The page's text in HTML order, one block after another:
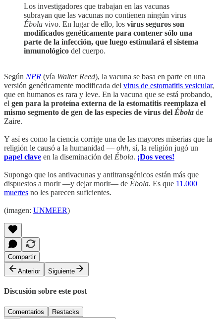
Los investigadores que trabajan en las vacunas
subrayan que las vacunas no contienen ningún virus
Ébola vivo. En lugar de ello, los virus seguros son
modificados genéticamente para contener sólo una
parte de la infección, que luego estimulará el sistema
inmunológico del cuerpo.
Según NPR (vía Walter Reed), la vacuna se basa en parte en una
versión genéticamente modificada del virus de estomatitis vesicular,
que en humanos es rara y leve. En la vacuna que se está probando,
el gen para la proteína externa de la estomatitis reemplaza el
mismo segmento de gen de las especies de virus del Ébola de
Zaire.
Y así es como la ciencia corrige una de las mayores miserias que la
religión le causó a la humanidad — ohh, sí, la religión jugó un
papel clave en la diseminación del Ébola. ¡Dos veces!
Supongo que los antivacunas y antitransgénicos están más que
dispuestos a morir —y dejar morir— de Ébola. Es que 11.000
muertes no les parecen suficientes.
(imagen: UNMEER)
Compartir
Anterior
Siguiente
Discusión sobre este post
Comentarios Restacks